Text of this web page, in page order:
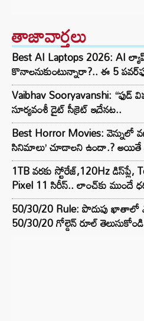
తాజావార్తలు
Best AI Laptops 2026: AI
కొనాలనుకుంటున్నారా?.. ఈ 5
Vaibhav Sooryavanshi:
సూర్యవంశీ డైట్ సీక్రెట్ ఇదేనట..
Best Horror Movies: వెన్నులో
సినిమాలు’ చూడాలని ఉందా.?
1TB వరకు స్టోరేజ్,120Hz
Pixel 11 సిరీస్.. లాంచ్⁭కు ముందే
50/30/20 Rule: పొదుపు ఖాతాలో
50/30/20 గోల్డెన్ రూల్